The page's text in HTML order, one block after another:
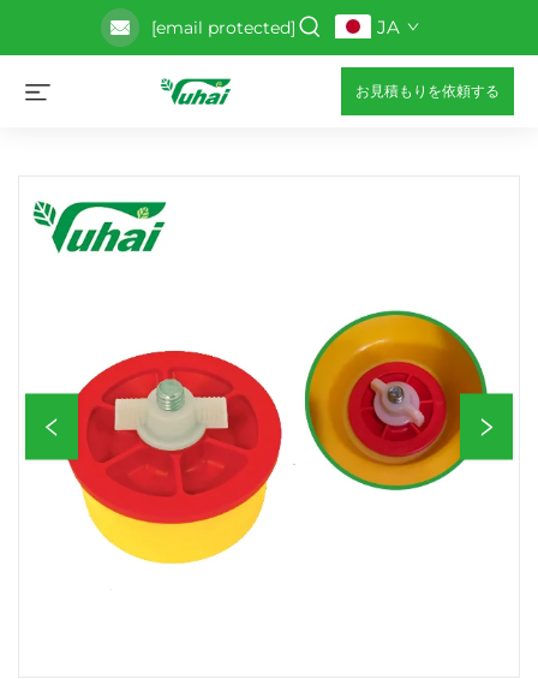
[email protected] JA
お見積もりを依頼する